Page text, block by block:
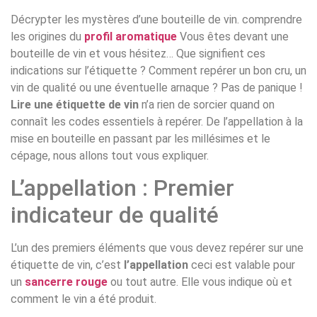
Décrypter les mystères d’une bouteille de vin. comprendre
les origines du profil aromatique Vous êtes devant une
bouteille de vin et vous hésitez… Que signifient ces
indications sur l’étiquette ? Comment repérer un bon cru, un
vin de qualité ou une éventuelle arnaque ? Pas de panique !
Lire une étiquette de vin n’a rien de sorcier quand on
connaît les codes essentiels à repérer. De l’appellation à la
mise en bouteille en passant par les millésimes et le
cépage, nous allons tout vous expliquer.
L’appellation : Premier
indicateur de qualité
L’un des premiers éléments que vous devez repérer sur une
étiquette de vin, c’est l’appellation ceci est valable pour
un sancerre rouge ou tout autre. Elle vous indique où et
comment le vin a été produit.